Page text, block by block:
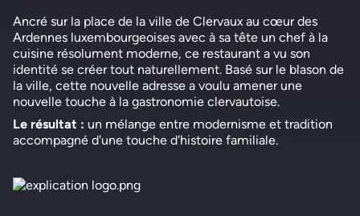
Ancré sur la place de la ville de Clervaux au cœur des
Ardennes luxembourgeoises avec à sa tête un chef à la
cuisine résolument moderne, ce restaurant a vu son
identité se créer tout naturellement. Basé sur le blason de
la ville, cette nouvelle adresse a voulu amener une
nouvelle touche à la gastronomie clervautoise.
Le résultat : un mélange entre modernisme et tradition
accompagné d'une touche d'histoire familiale.